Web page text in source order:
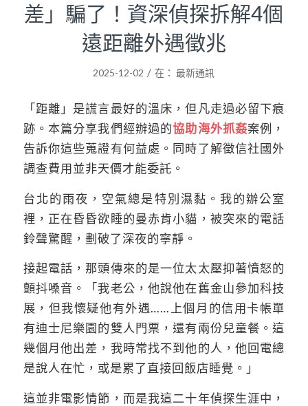
差」騙了！資深偵探拆解4個
遠距離外遇徵兆
2025-12-02 / 在：最新通訊
「距離」是謊言最好的溫床，但凡走過必留下痕
跡。本篇分享我們經辦過的協助海外抓姦案例，
告訴你這些蒐證有何益處。同時了解徵信社國外
調查費用並非天價才能委託。
台北的雨夜，空氣總是特別濕黏。我的辦公室
裡，正在昏昏欲睡的曼赤肯小貓，被突來的電話
鈴聲驚醒，劃破了深夜的寧靜。
接起電話，那頭傳來的是一位太太壓抑著憤怒的
顫抖嗓音。「我老公，他說他在舊金山參加科技
展，但我懷疑他有外遇……上個月的信用卡帳單
有迪士尼樂園的雙人門票，還有兩份兒童餐。這
幾個月他出差，我時常找不到他的人，他回電總
是說人在忙，或是累了直接回飯店睡覺。」
這並非電影情節，而是我這二十年偵探生涯中，